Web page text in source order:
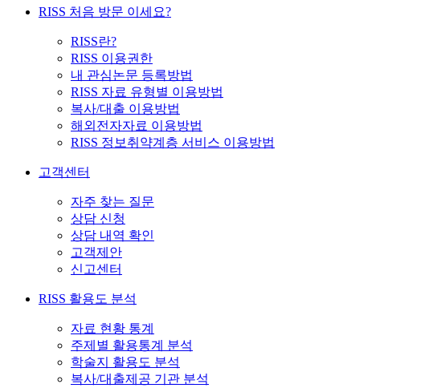
RISS 처음 방문 이세요?
RISS란?
RISS 이용권한
내 관심논문 등록방법
RISS 자료 유형별 이용방법
복사/대출 이용방법
해외전자자료 이용방법
RISS 정보취약계층 서비스 이용방법
고객센터
자주 찾는 질문
상담 신청
상담 내역 확인
고객제안
신고센터
RISS 활용도 분석
자료 현황 통계
주제별 활용통계 분석
학술지 활용도 분석
복사/대출제공 기관 분석